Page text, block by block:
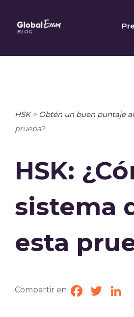
content
HSK> Obtén un buen puntaje
prueba?
HSK:
sistema
esta
Compartir en Facebook
Twitter